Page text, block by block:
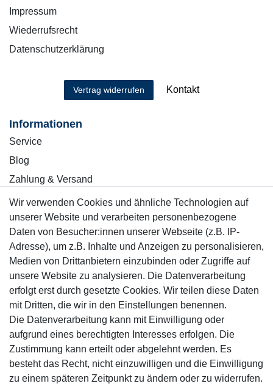
Impressum
Wiederrufsrecht
Datenschutzerklärung
Vertrag widerrufen Kontakt
Informationen
Service
Blog
Zahlung & Versand
Sicher einkaufen
Mitglied
Motor-Fit
© Copyright 2026 | Alle Rechte vorbehalten.
Wir verwenden Cookies und ähnliche Technologien auf
unserer Website und verarbeiten personenbezogene
Daten von Besucher:innen unserer Webseite (z.B. IP-
Adresse), um z.B. Inhalte und Anzeigen zu personalisieren,
Medien von Drittanbietern einzubinden oder Zugriffe auf
unsere Website zu analysieren. Die Datenverarbeitung
erfolgt erst durch gesetzte Cookies. Wir teilen diese Daten
mit Dritten, die wir in den Einstellungen benennen.
Die Datenverarbeitung kann mit Einwilligung oder
aufgrund eines berechtigten Interesses erfolgen. Die
Zustimmung kann erteilt oder abgelehnt werden. Es
besteht das Recht, nicht einzuwilligen und die Einwilligung
zu einem späteren Zeitpunkt zu ändern oder zu widerrufen.